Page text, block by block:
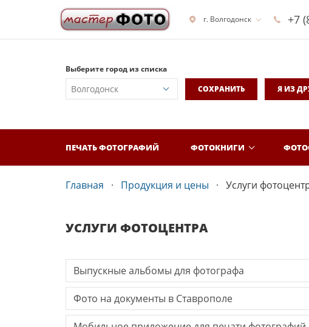
г. Волгодонск +7
Выберите город из списка
СОХРАНИТЬ
Я ИЗ
ПЕЧАТЬ ФОТОГРАФИЙ ФОТОКНИГИ
Главная Продукция и цены Услуги
УСЛУГИ ФОТОЦЕНТРА
Выпускные альбомы для фотографа
Фото на документы в Ставрополе